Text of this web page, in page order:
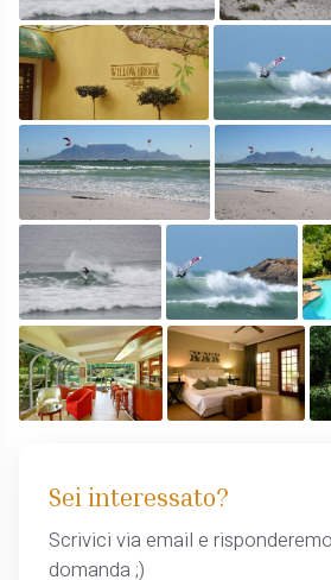
Sei interessato?
Scrivici via email e
domanda ;)